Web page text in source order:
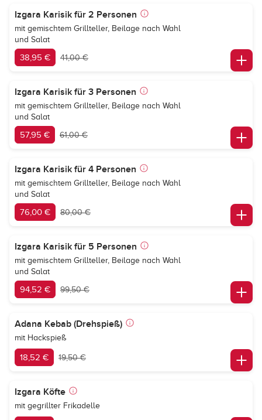
Izgara Karisik für 2 Personen
mit gemischtem Grillteller, Beilage nach Wahl
und Salat
38,95 € 41,00 €
Izgara Karisik für 3 Personen
mit gemischtem Grillteller, Beilage nach Wahl
und Salat
57,95 € 61,00 €
Izgara Karisik für 4 Personen
mit gemischtem Grillteller, Beilage nach Wahl
und Salat
76,00 € 80,00 €
Izgara Karisik für 5 Personen
mit gemischtem Grillteller, Beilage nach Wahl
und Salat
94,52 € 99,50 €
Adana Kebab (Drehspieß)
mit Hackspieß
18,52 € 19,50 €
Izgara Köfte
mit gegrillter Frikadelle